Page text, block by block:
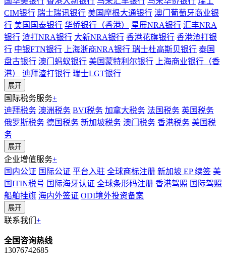
CIM银行 瑞士瑞讯银行 美国摩根大通银行 澳门葡萄牙商业银
行 美国国泰银行 华侨银行（香港） 星展NRA银行 汇丰NRA
银行 渣打NRA银行 大新NRA银行 香港花旗银行 香港渣打银
行 中银FTN银行 上海浙商NRA银行 瑞士杜高斯贝银行 泰国
盘古银行 澳门蚂蚁银行 美国蒙特利尔银行
上海商业银行（香
港）
迪拜渣打银行 瑞士LGT银行
展开
国际税务服务+
迪拜税务 澳洲税务 BVI税务 加拿大税务 法国税务 英国税务
俄罗斯税务 德国税务 新加坡税务 澳门税务 香港税务 美国税
务
展开
企业增值服务+
国内公证 国际公证 平台入驻 全球商标注册 新加坡 EP 续签 美
国ITIN税号 国际海牙认证 全球条形码注册 香港驾照 国际驾照
船舶挂旗 海内外签证 ODI境外投资备案
展开
联系我们 +
全国咨询热线
13076742685